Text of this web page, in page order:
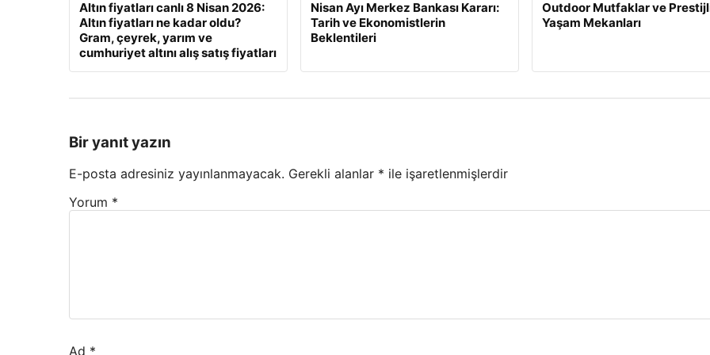
Altın fiyatları canlı 8 Nisan 2026:
Altın fiyatları ne kadar oldu?
Gram, çeyrek, yarım ve
cumhuriyet altını alış satış fiyatları
Nisan Ayı Merkez Bankası Kararı:
Tarih ve Ekonomistlerin
Beklentileri
Outdoor Mutfaklar ve
Yaşam Mekanları
Bir yanıt yazın
E-posta adresiniz yayınlanmayacak. Gerekli alanlar * ile işaretlenmişlerdir
Yorum *
Ad *